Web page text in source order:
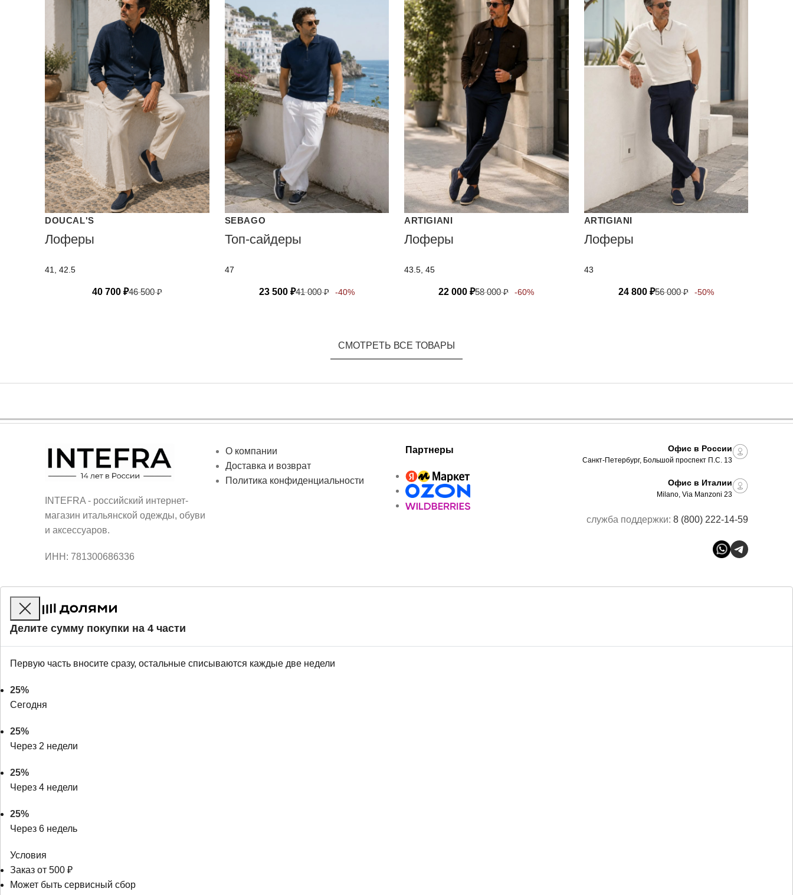
DOUCAL'S
Лоферы
41, 42.5
40 700 ₽46 500₽
SEBAGO
Топ-сайдеры
47
23 500 ₽41 000₽ -40%
ARTIGIANI
Лоферы
43.5, 45
22 000₽58 000₽ -60%
ARTIGIANI
Лоферы
43
24 800 ₽56 000₽ -50%
СМОТРЕТЬ ВСЕ ТОВАРЫ
INTEFRA - российский интернет-
магазин итальянской одежды, обуви
и аксессуаров.
ИНН: 781300686336
О компании
Доставка и возврат
Политика конфиденциальности
Партнеры Офис в России
Санкт-Петербург, Большой проспект П.С. 13
Офис в Италии
Milano, Via Manzoni 23
служба поддержки: 8 (800) 222-14-59
Делите сумму покупки на 4 части
Первую часть вносите сразу, остальные списываются каждые две недели
25%
Сегодня
25%
Через 2 недели
25%
Через 4 недели
25%
Через 6 недель
Условия
Заказ от 500 ₽
Может быть сервисный сбор